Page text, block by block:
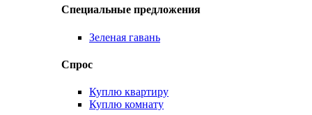
Специальные предложения
Зеленая гавань
Спрос
Куплю квартиру
Куплю комнату